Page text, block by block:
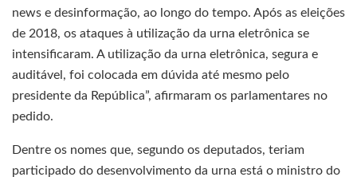
news e desinformação, ao longo do tempo. Após as eleições
de 2018, os ataques à utilização da urna eletrônica se
intensificaram. A utilização da urna eletrônica, segura e
auditável, foi colocada em dúvida até mesmo pelo
presidente da República”, afirmaram os parlamentares no
pedido.
Dentre os nomes que, segundo os deputados, teriam
participado do desenvolvimento da urna está o ministro do